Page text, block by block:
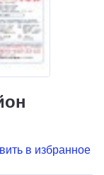
в избранное